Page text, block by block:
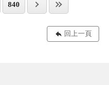
840
回上一頁